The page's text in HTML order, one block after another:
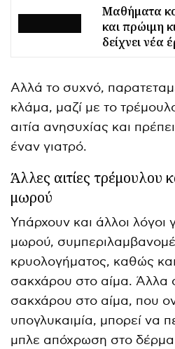
Μαθήματα
και πρώιμη
δείχνει νέα
Αλλά το συχνό,
κλάμα, μαζί με το
αιτία ανησυχίας και
έναν γιατρό.
Άλλες αιτίες τρέμουλου
μωρού
Υπάρχουν και άλλοι λόγοι
μωρού,
κρυολογήματος, καθώς
σακχάρου στο αίμα. Άλλα
σακχάρου στο αίμα, που
υπογλυκαιμία, μπορεί να
μπλε απόχρωση στο